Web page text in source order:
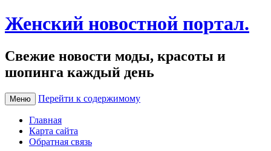
Женский новостной портал.
Свежие новости моды, красоты и
шопинга каждый день
Меню Перейти к содержимому
Главная
Карта сайта
Обратная связь